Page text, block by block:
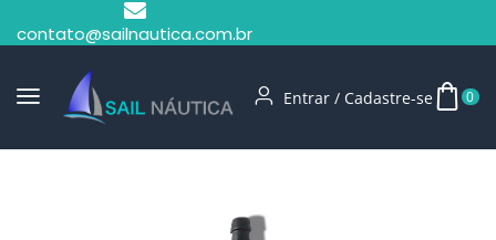
contato@sailnautica.com.br
Entrar / Cadastre-se 0